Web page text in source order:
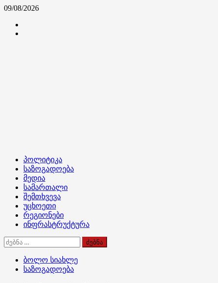
Skip
content
09/08/2026
Primary
Menu
პოლიტიკა
საზოგადოება
მედია
სამართალი
შემთხვევა
უცხოეთი
რეგიონები
ინფრასტრუქტურა
ძებნა:
ბოლო სიახლე
საზოგადოება